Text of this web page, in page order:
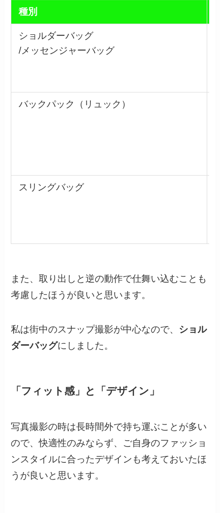
種別
ショルダーバッグ
/メッセンジャーバッグ
バックパック（リュック）
スリングバッグ
また、取り出しと逆の動作で仕舞い込むことも
考慮したほうが良いと思います。
私は街中のスナップ撮影が中心なので、 ショル
ダーバッグにしました。
「フィット感」と「デザイン」
写真撮影の時は長時間外で持ち運ぶことが多い
ので、快適性のみならず、ご自身のファッショ
ンスタイルに合ったデザインも考えておいたほ
うが良いと思います。